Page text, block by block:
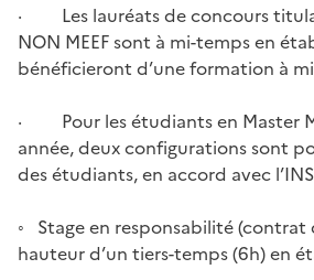
· Les lauréats de concours
NON MEEF sont à mi-temps en
bénéficieront d’une formation à
· Pour les étudiants en Master
année, deux configurations sont
des étudiants, en accord avec
◦ Stage en responsabilité (contrat
hauteur d’un tiers-temps (6h) en